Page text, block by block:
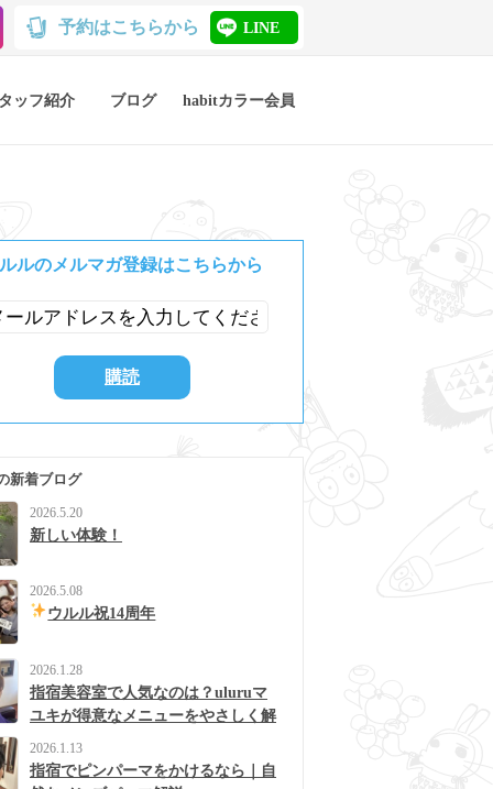
予約はこちらから LINE
ッフ紹介 ブログ habitカラー会員
ルのメルマガ登録はこちらから
新着ブログ
2026.5.20
新しい体験！
2026.5.08
ウルル祝14周年
2026.1.28
指宿美容室で人気なのは？uluruマ
ユキが得意なメニューをやさしく解
2026.1.13
指宿でピンパーマをかけるなら｜自